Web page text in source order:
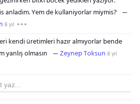
anladim. Yem de kullaniyorlar miymis?
8 yıl
kendi üretimleri hazır almıyorlar bende
yanlış olmasın
Zeynep Toksun 8 yıl